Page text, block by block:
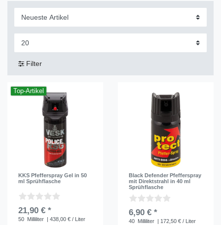
Filter
Top-Artikel
KKS Pfefferspray Gel in 50
ml Sprühflasche
21,90 € *
50 Milliliter | 438,00 € / Liter
Black Defender Pfefferspray
mit Direktstrahl in 40 ml
Sprühflasche
6,90 € *
40 Milliliter | 172,50 € / Liter